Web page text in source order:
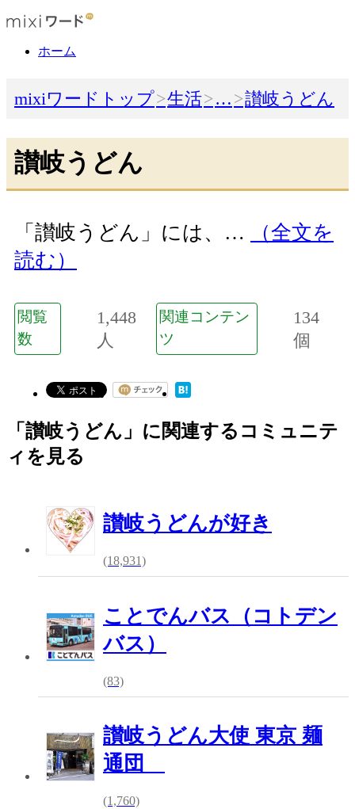
ホーム
mixiワードトップ 生活 … 讃岐うどん
讃岐うどん
「讃岐うどん」には、…
（全文を
読む）
閲覧
数
1,448
人
関連コンテン
ツ
134
個
「讃岐うどん」に関連するコミュニテ
ィを見る
讃岐うどんが好き
(18,931)
ことでんバス（コトデン
バス）
(83)
讃岐うどん大使 東京 麺
通団
(1,760)